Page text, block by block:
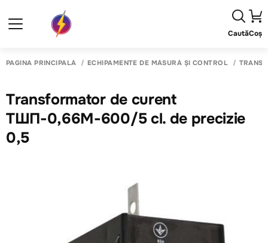
CautăCoș
PAGINA PRINCIPALĂ ECHIPAMENTE DE MĂSURĂ ȘI CONTROL
Transformator de curent
ТШП-0,66М-600/5 cl. de precizie
0,5